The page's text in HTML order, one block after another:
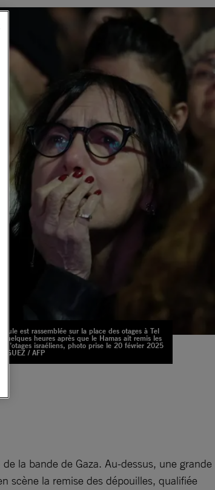
foule est rassemblée sur la place des otages à Tel
quelques heures après que le Hamas ait remis les
d’otages israéliens, photo prise le 20 février 2025
GUEZ / AFP
la bande de Gaza. Au-dessus, une grande
scène la remise des dépouilles, qualifiée